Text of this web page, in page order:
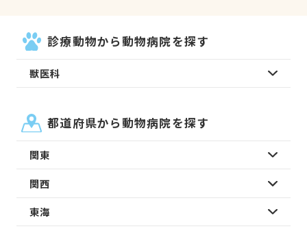
診療動物から動物病院を探す
獣医科
都道府県から動物病院を探す
関東
関西
東海